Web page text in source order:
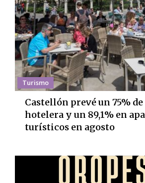
Turismo
Castellón prevé un 75%
hotelera y un 89,1% en
turísticos en agosto